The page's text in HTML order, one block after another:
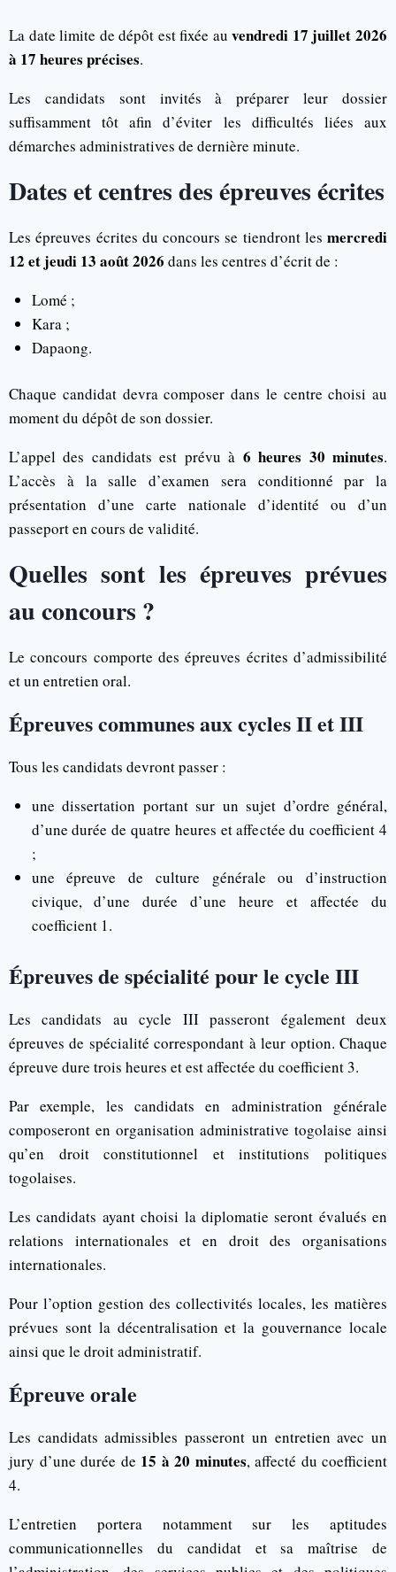
La date limite de dépôt est fixée auvendredi 17 juillet 2026
à 17 heures précises.
Les candidats sont invités à préparer leur dossier
suffisamment tôt afin d’éviter les difficultés liées aux
démarches administratives de dernière minute.
Dates et centres des épreuves écrites
Les épreuves écrites du concours se tiendront les mercredi
12 et jeudi 13 août 2026 dans les centres d’écrit de :
Lomé ;
Kara ;
Dapaong.
Chaque candidat devra composer dans le centre choisi au
moment du dépôt de son dossier.
L’appel des candidats est prévu à 6 heures 30 minutes.
L’accès à la salle d’examen sera conditionné par la
présentation d’une carte nationale d’identité ou d’un
passeport en cours de validité.
Quelles sont les épreuves prévues
au concours ?
Le concours comporte des épreuves écrites d’admissibilité
et un entretien oral.
Épreuves communes aux cycles II et III
Tous les candidats devront passer :
une dissertation portant sur un sujet d’ordre général,
d’une durée de quatre heures et affectée du coefficient 4
;
une épreuve de culture générale ou d’instruction
civique, d’une durée d’une heure et affectée du
coefficient 1.
Épreuves de spécialité pour le cycle III
Les candidats au cycle III passeront également deux
épreuves de spécialité correspondant à leur option. Chaque
épreuve dure trois heures et est affectée du coefficient 3.
Par exemple, les candidats en administration générale
composeront en organisation administrative togolaise ainsi
qu’en droit constitutionnel et institutions politiques
togolaises.
Les candidats ayant choisi la diplomatie seront évalués en
relations internationales et en droit des organisations
internationales.
Pour l’option gestion des collectivités locales, les matières
prévues sont la décentralisation et la gouvernance locale
ainsi que le droit administratif.
Épreuve orale
Les candidats admissibles passeront un entretien avec un
jury d’une durée de 15 à 20 minutes, affecté du coefficient
4.
L’entretien portera notamment sur les aptitudes
communicationnelles du candidat et sa maîtrise de